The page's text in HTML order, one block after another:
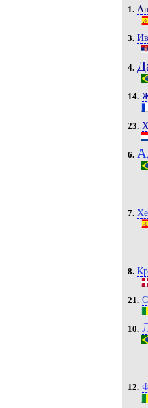
1.
3.
4.
14.
23.
6.
7.
8.
21.
10.
12.